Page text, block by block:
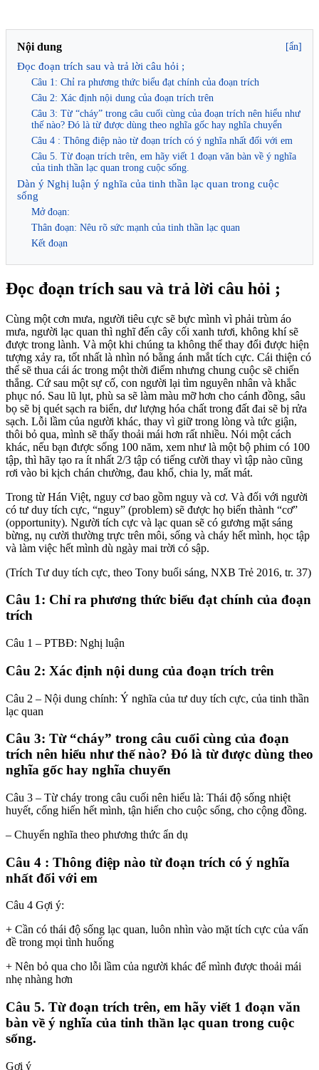
Nội dung [ẩn]
Đọc đoạn trích sau và trả lời câu hỏi ;
Câu 1: Chỉ ra phương thức biểu đạt chính của đoạn trích
Câu 2: Xác định nội dung của đoạn trích trên
Câu 3: Từ “cháy” trong câu cuối cùng của đoạn trích nên hiểu như
thế nào? Đó là từ được dùng theo nghĩa gốc hay nghĩa chuyển
Câu 4 : Thông điệp nào từ đoạn trích có ý nghĩa nhất đối với em
Câu 5. Từ đoạn trích trên, em hãy viết 1 đoạn văn bàn về ý nghĩa
của tinh thần lạc quan trong cuộc sống.
Dàn ý Nghị luận ý nghĩa của tinh thần lạc quan trong cuộc
sống
Mở đoạn:
Thân đoạn: Nêu rõ sức mạnh của tinh thần lạc quan
Kết đoạn
Đọc đoạn trích sau và trả lời câu hỏi ;
Cùng một cơn mưa, người tiêu cực sẽ bực mình vì phải trùm áo
mưa, người lạc quan thì nghĩ đến cây cối xanh tươi, không khí sẽ
được trong lành. Và một khi chúng ta không thể thay đổi được hiện
tượng xảy ra, tốt nhất là nhìn nó bằng ánh mắt tích cực. Cái thiện có
thể sẽ thua cái ác trong một thời điểm nhưng chung cuộc sẽ chiến
thắng. Cứ sau một sự cố, con người lại tìm nguyên nhân và khắc
phục nó. Sau lũ lụt, phù sa sẽ làm màu mỡ hơn cho cánh đồng, sâu
bọ sẽ bị quét sạch ra biển, dư lượng hóa chất trong đất đai sẽ bị rửa
sạch. Lỗi lầm của người khác, thay vì giữ trong lòng và tức giận,
thôi bỏ qua, mình sẽ thấy thoải mái hơn rất nhiều. Nói một cách
khác, nếu bạn được sống 100 năm, xem như là một bộ phim có 100
tập, thì hãy tạo ra ít nhất 2/3 tập có tiếng cười thay vì tập nào cũng
rơi vào bi kịch chán chường, đau khổ, chia ly, mất mát.
Trong từ Hán Việt, nguy cơ bao gồm nguy và cơ. Và đối với người
có tư duy tích cực, “nguy” (problem) sẽ được họ biến thành “cơ”
(opportunity). Người tích cực và lạc quan sẽ có gương mặt sáng
bừng, nụ cười thường trực trên môi, sống và cháy hết mình, học tập
và làm việc hết mình dù ngày mai trời có sập.
(Trích Tư duy tích cực, theo Tony buổi sáng, NXB Trẻ 2016, tr. 37)
Câu 1: Chỉ ra phương thức biểu đạt chính của đoạn
trích
Câu 1 – PTBĐ: Nghị luận
Câu 2: Xác định nội dung của đoạn trích trên
Câu 2 – Nội dung chính: Ý nghĩa của tư duy tích cực, của tinh thần
lạc quan
Câu 3: Từ “cháy” trong câu cuối cùng của đoạn
trích nên hiểu như thế nào? Đó là từ được dùng theo
nghĩa gốc hay nghĩa chuyển
Câu 3 – Từ cháy trong câu cuối nên hiểu là: Thái độ sống nhiệt
huyết, cống hiến hết mình, tận hiến cho cuộc sống, cho cộng đồng.
– Chuyển nghĩa theo phương thức ẩn dụ
Câu 4 : Thông điệp nào từ đoạn trích có ý nghĩa
nhất đối với em
Câu 4 Gợi ý:
+ Cần có thái độ sống lạc quan, luôn nhìn vào mặt tích cực của vấn
đề trong mọi tình huống
+ Nên bỏ qua cho lỗi lầm của người khác để mình được thoải mái
nhẹ nhàng hơn
Câu 5. Từ đoạn trích trên, em hãy viết 1 đoạn văn
bàn về ý nghĩa của tinh thần lạc quan trong cuộc
sống.
Gợi ý